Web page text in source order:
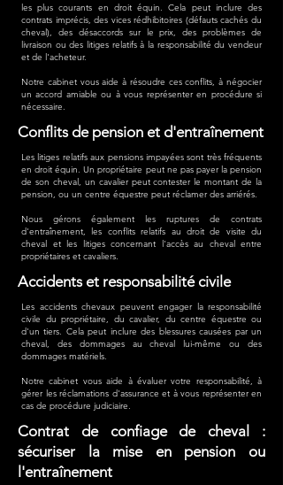
les plus courants en droit équin. Cela peut inclure des
contrats imprécis, des vices rédhibitoires (défauts cachés du
cheval), des désaccords sur le prix, des problèmes de
livraison ou des litiges relatifs à la responsabilité du vendeur
et de l'acheteur.
Notre cabinet vous aide à résoudre ces conflits, à négocier
un accord amiable ou à vous représenter en procédure si
nécessaire.
Conflits de pension et d'entraînement
Les litiges relatifs aux pensions impayées sont très fréquents
en droit équin. Un propriétaire peut ne pas payer la pension
de son cheval, un cavalier peut contester le montant de la
pension, ou un centre équestre peut réclamer des arriérés.
Nous gérons également les ruptures de contrats
d'entraînement, les conflits relatifs au droit de visite du
cheval et les litiges concernant l'accès au cheval entre
propriétaires et cavaliers.
Accidents et responsabilité civile
Les accidents chevaux peuvent engager la responsabilité
civile du propriétaire, du cavalier, du centre équestre ou
d'un tiers. Cela peut inclure des blessures causées par un
cheval, des dommages au cheval lui-même ou des
dommages matériels.
Notre cabinet vous aide à évaluer votre responsabilité, à
gérer les réclamations d'assurance et à vous représenter en
cas de procédure judiciaire.
Contrat de confiage de cheval :
sécuriser la mise en pension ou
l'entraînement